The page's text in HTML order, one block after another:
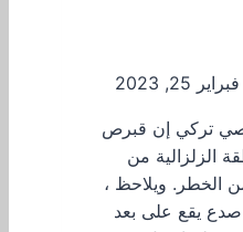
فبراير 25, 2023
تركي إن قبرص
الزلزالية من
الخطر. ويلاحظ ،
يقع على بعد